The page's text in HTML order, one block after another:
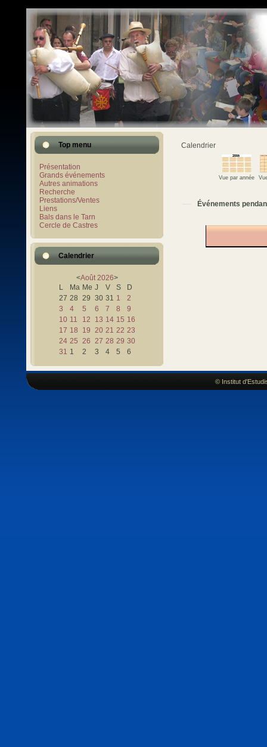
Top menu
Présentation
Grands événements
Autres animations
Recherche
Prestations/Ventes
Liens
Bals dans le Tarn
Cercle de Castres
Calendrier
<Août 2026>
L
Ma Me J V S
D
27 28 29 30 31 1
2
3
4 5 6 7 8
9
10 11 12 13 14 15 16
17 18 19 20 21 22 23
24 25 26 27 28 29 30
31 1 2 3 4 5 6
Calendrier
Vue par année
Événements
© Institut